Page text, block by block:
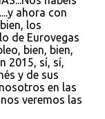
ahora con
los
de Eurovegas
bien, bien,
2015, sí, sí,
y de sus
en las
veremos las